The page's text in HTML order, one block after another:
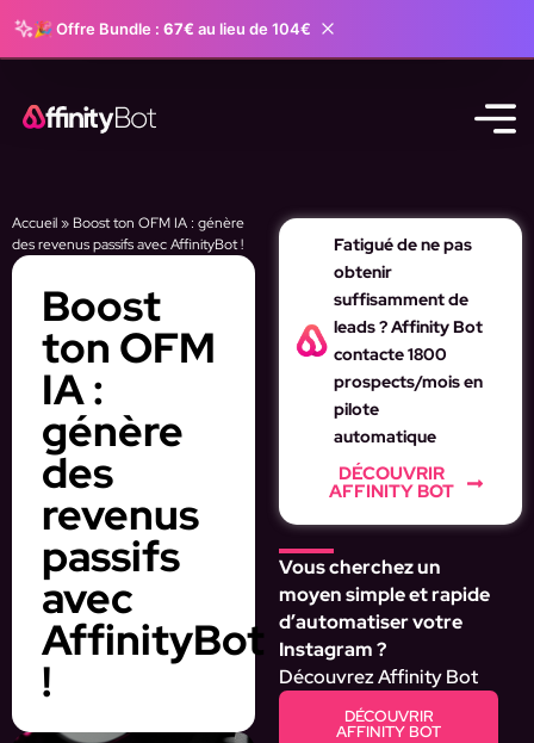
🎉 Offre Bundle : 67€ au lieu de 104€
Accueil» Boost ton OFM IA : génère
des revenus passifs avec AffinityBot !
Boost
ton OFM
IA :
génère
des
revenus
passifs
avec
AffinityBot
!
Fatigué de ne pas
obtenir
suffisamment de
leads ? Affinity Bot
contacte 1800
prospects/mois en
pilote
automatique
DÉCOUVRIR
AFFINITY BOT
Vous cherchez un
moyen simple et rapide
d’automatiser votre
Instagram ?
Découvrez Affinity Bot
DÉCOUVRIR
AFFINITY BOT